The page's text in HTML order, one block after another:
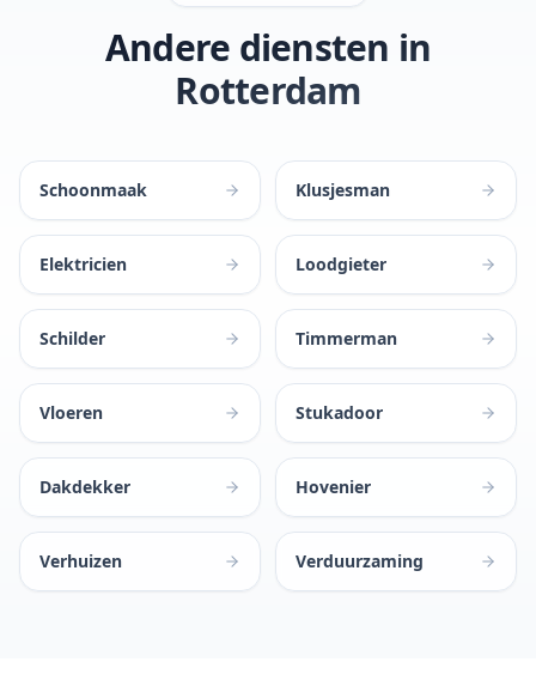
Andere diensten in
Rotterdam
Schoonmaak Klusjesman
Elektricien Loodgieter
Schilder Timmerman
Vloeren Stukadoor
Dakdekker Hovenier
Verhuizen Verduurzaming